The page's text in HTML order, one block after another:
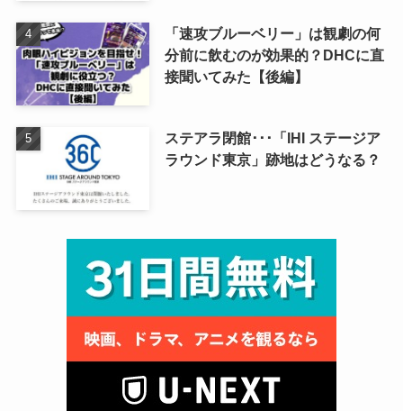
「速攻ブルーベリー」は観劇の何
分前に飲むのが効果的？DHCに直
接聞いてみた【後編】
ステアラ閉館･･･「IHI ステージア
ラウンド東京」跡地はどうなる？